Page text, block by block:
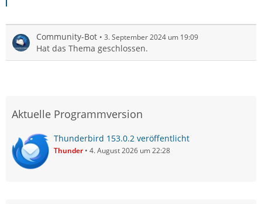
Community-Bot 3. September 2024 um 19:09
Hat das Thema geschlossen.
Aktuelle Programmversion
Thunderbird 153.0.2 veröffentlicht
Thunder 4. August 2026 um 22:28